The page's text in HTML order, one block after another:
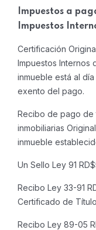
Impuestos a
Impuestos
Certificación
Impuestos Internos
inmueble está al
exento del pago.
Recibo de pago de
inmobiliarias
inmueble
Un Sello Ley 91
Recibo Ley 33-91
Certificado de
Recibo Ley 89-05